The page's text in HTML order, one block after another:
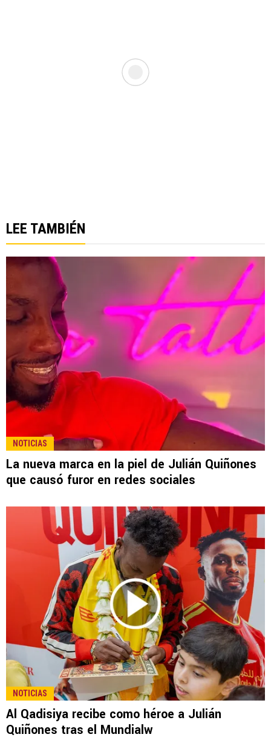
LEE TAMBIÉN
NOTICIAS
La nueva marca en la piel de Julián Quiñones
que causó furor en redes sociales
NOTICIAS
Al Qadisiya recibe como héroe a Julián
Quiñones tras el Mundialw